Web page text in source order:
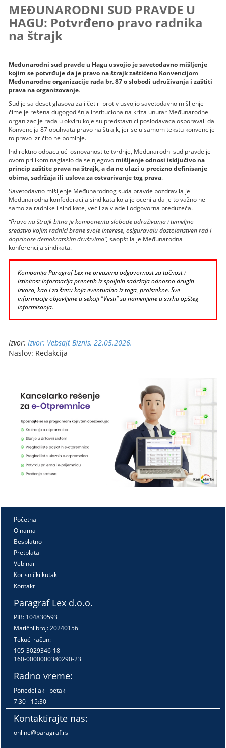
MEĐUNARODNI SUD PRAVDE U
HAGU: Potvrđeno pravo radnika
na štrajk
Međunarodni sud pravde u Hagu usvojio je savetodavno mišljenje
kojim se potvrđuje da je pravo na štrajk zaštićeno Konvencijom
Međunarodne organizacije rada br. 87 o slobodi udruživanja i zaštiti
prava na organizovanje.
Sud je sa deset glasova za i četiri protiv usvojio savetodavno mišljenje
čime je rešena dugogodišnja institucionalna kriza unutar Međunarodne
organizacije rada u okviru koje su predstavnici poslodavaca osporavali da
Konvencija 87 obuhvata pravo na štrajk, jer se u samom tekstu konvencije
to pravo izričito ne pominje.
Indirektno odbacujući osnovanost te tvrdnje, Međunarodni sud pravde je
ovom prilikom naglasio da se njegovo mišljenje odnosi isključivo na
princip zaštite prava na štrajk, a da ne ulazi u precizno definisanje
obima, sadržaja ili uslova za ostvarivanje tog prava.
Savetodavno mišljenje Međunarodnog suda pravde pozdravila je
Međunarodna konfederacija sindikata koja je ocenila da je to važno ne
samo za radnike i sindikate, već i za vlade i odgovorna preduzeća.
“Pravo na štrajk bitna je komponenta slobode udruživanja i temeljno
sredstvo kojim radnici brane svoje interese, osiguravaju dostojanstven rad i
doprinose demokratskim društvima”,saopštila je Međunarodna
konferencija sindikata.
Kompanija Paragraf Lex ne preuzima odgovornost za tačnost i
istinitost informacija prenetih iz spoljnih sadržaja odnosno drugih
izvora, kao i za štetu koja eventualno iz toga, proistekne. Sve
informacije objavljene u sekciji "Vesti" su namenjene u svrhu opšteg
informisanja.
Izvor: Izvor: Vebsajt Biznis, 22.05.2026.
Naslov: Redakcija
Početna
O nama
Besplatno
Pretplata
Vebinari
Korisnički kutak
Kontakt
Paragraf Lex d.o.o.
PIB: 104830593
Matični broj: 20240156
Tekući račun:
105-3029346-18
160-0000000380290-23
Radno vreme:
Ponedeljak - petak
7:30 - 15:30
Kontaktirajte nas:
online@paragraf.rs